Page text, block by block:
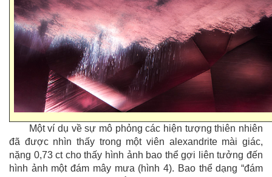
Một ví dụ về sự mô phỏng các hiện tượng thiên nhiên
đã được nhìn thấy trong một viên alexandrite mài giác,
nặng 0,73 ct cho thấy hình ảnh bao thể gợi liên tưởng đến
hình ảnh một đám mây mưa (hình 4). Bao thể dạng “đám